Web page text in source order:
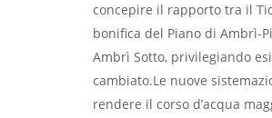
concepire il rapporto tra il
bonifica del Piano di Ambrì-
Ambrì Sotto, privilegiando
cambiato.Le nuove
rendere il corso d’acqua